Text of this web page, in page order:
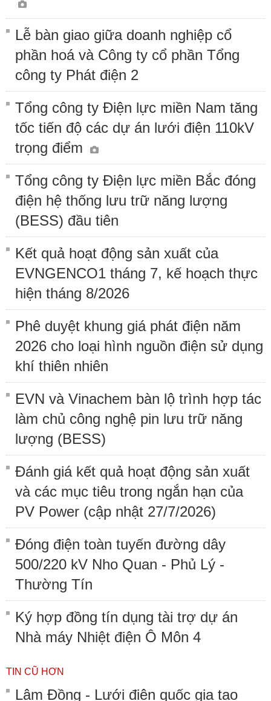
Lễ bàn giao giữa doanh nghiệp cổ
phần hoá và Công ty cổ phần Tổng
công ty Phát điện 2
Tổng công ty Điện lực miền Nam tăng
tốc tiến độ các dự án lưới điện 110kV
trọng điểm
Tổng công ty Điện lực miền Bắc đóng
điện hệ thống lưu trữ năng lượng
(BESS) đầu tiên
Kết quả hoạt động sản xuất của
EVNGENCO1 tháng 7, kế hoạch thực
hiện tháng 8/2026
Phê duyệt khung giá phát điện năm
2026 cho loại hình nguồn điện sử dụng
khí thiên nhiên
EVN và Vinachem bàn lộ trình hợp tác
làm chủ công nghệ pin lưu trữ năng
lượng (BESS)
Đánh giá kết quả hoạt động sản xuất
và các mục tiêu trong ngắn hạn của
PV Power (cập nhật 27/7/2026)
Đóng điện toàn tuyến đường dây
500/220 kV Nho Quan - Phủ Lý -
Thường Tín
Ký hợp đồng tín dụng tài trợ dự án
Nhà máy Nhiệt điện Ô Môn 4
TIN CŨ HƠN
Lâm Đồng - Lưới điện quốc gia tạo